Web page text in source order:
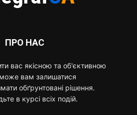
ПРО НАС
вас якісною та об'єктивною
вам залишатися
обґрунтовані рішення.
в курсі всіх подій.